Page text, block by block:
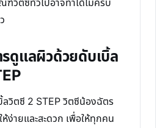
วิตซีทั่วไปอาจทำได้ไม่ครบ
ดูแลผิวด้วยดับเบิ้ล
ลวิตซี 2 STEP วิตซีน้องฉัตร
ง่ายและสะดวก เพื่อให้ทุกคน